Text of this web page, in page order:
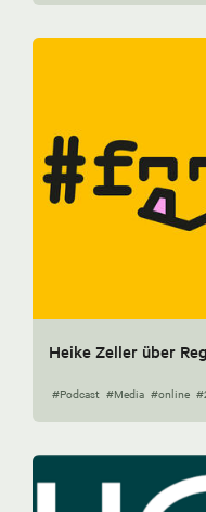
Heike Zeller über
#Podcast #Media #online